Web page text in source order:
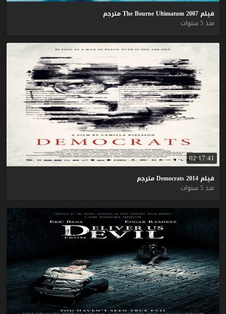
فيلم The Bourne Ultimatum 2007
مترجم
منذ 5 سنوات
02:17:41
فيلم Democrats 2014
مترجم
منذ 5 سنوات